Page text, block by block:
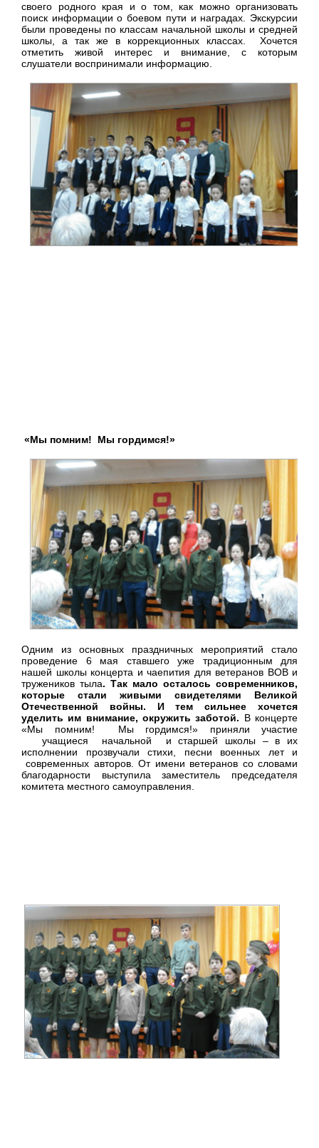
своего родного края и о том, как можно организовать
поиск информации о боевом пути и наградах. Экскурсии
были проведены по классам начальной школы и средней
школы, а так же в коррекционных классах. Хочется
отметить живой интерес и внимание, с которым
слушатели воспринимали информацию.
«Мы помним! Мы гордимся!»
Одним из основных праздничных мероприятий стало
проведение 6 мая ставшего уже традиционным для
нашей школы концерта и чаепития для ветеранов ВОВ и
тружеников тыла. Так мало осталось современников,
которые стали живыми свидетелями Великой
Отечественной войны. И тем сильнее хочется
уделить им внимание, окружить заботой. В концерте
«Мы помним! Мы гордимся!» приняли участие
учащиеся начальной и старшей школы – в их
исполнении прозвучали стихи, песни военных лет и
современных авторов. От имени ветеранов со словами
благодарности выступила заместитель председателя
комитета местного самоуправления.